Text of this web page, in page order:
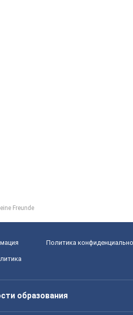
Freunde
Политика
образования